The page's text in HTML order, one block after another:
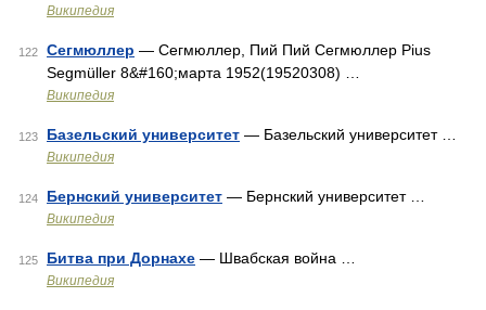
Википедия
122 Сегмюллер — Сегмюллер, Пий Пий Сегмюллер Pius
Segmüller 8&#160;марта 1952(19520308) …
Википедия
123 Базельский университет — Базельский университет …
Википедия
124 Бернский университет — Бернский университет …
Википедия
125 Битва при Дорнахе — Швабская война …
Википедия